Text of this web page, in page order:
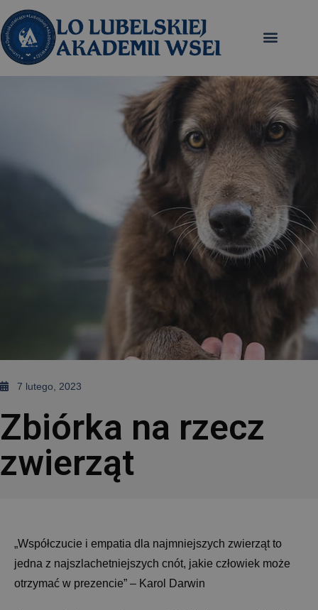
7 lutego, 2023
Zbiórka na rzecz
zwierząt
„Współczucie i empatia dla najmniejszych zwierząt to
jedna z najszlachetniejszych cnót, jakie człowiek może
otrzymać w prezencie” – Karol Darwin